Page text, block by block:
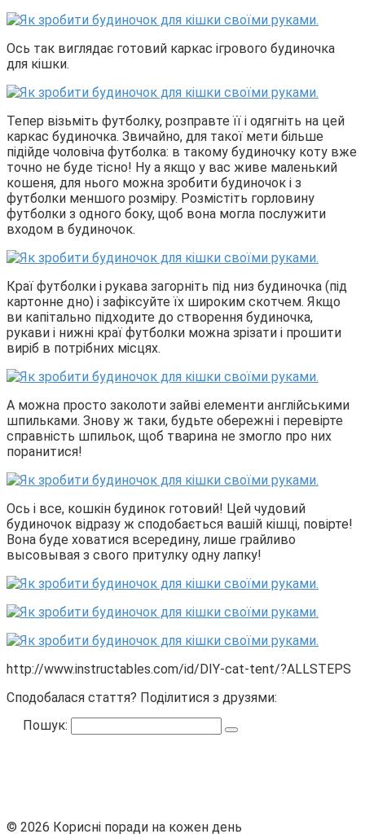
Ось так виглядає готовий каркас ігрового будиночка
для кішки.
Тепер візьміть футболку, розправте її і одягніть на цей
каркас будиночка. Звичайно, для такої мети більше
підійде чоловіча футболка: в такому будиночку коту вже
точно не буде тісно! Ну а якщо у вас живе маленький
кошеня, для нього можна зробити будиночок і з
футболки меншого розміру. Розмістіть горловину
футболки з одного боку, щоб вона могла послужити
входом в будиночок.
Краї футболки і рукава загорніть під низ будиночка (під
картонне дно) і зафіксуйте їх широким скотчем. Якщо
ви капітально підходите до створення будиночка,
рукави і нижні краї футболки можна зрізати і прошити
виріб в потрібних місцях.
А можна просто заколоти зайві елементи англійськими
шпильками. Знову ж таки, будьте обережні і перевірте
справність шпильок, щоб тварина не змогло про них
поранитися!
Ось і все, кошкін будинок готовий! Цей чудовий
будиночок відразу ж сподобається вашій кішці, повірте!
Вона буде ховатися всередину, лише грайливо
высовывая з свого притулку одну лапку!
http://www.instructables.com/id/DIY-cat-tent/?ALLSTEPS
Сподобалася стаття? Поділитися з друзями:
Пошук:
© 2026 Корисні поради на кожен день